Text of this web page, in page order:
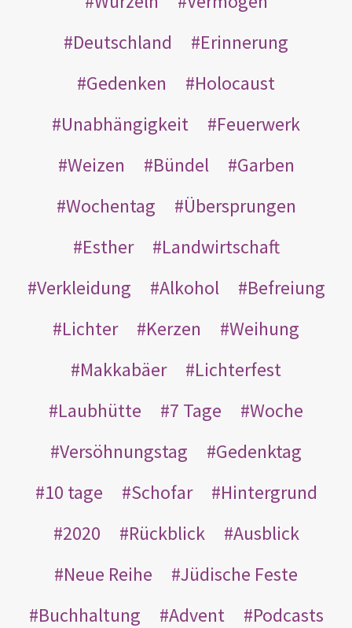
Deutschland
Erinnerung
Gedenken
Holocaust
Unabhängigkeit
Feuerwerk
Weizen
Bündel
Garben
Wochentag
Übersprungen
Esther
Landwirtschaft
Verkleidung
Alkohol
Befreiung
Lichter
Kerzen
Weihung
Makkabäer
Lichterfest
Laubhütte
7 Tage
Woche
Versöhnungstag
Gedenktag
10 tage
Schofar
Hintergrund
2020
Rückblick
Ausblick
Neue Reihe
Jüdische Feste
Buchhaltung
Advent
Podcasts